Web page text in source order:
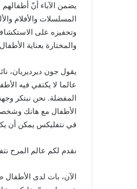
يضمن الآباء أنّ
المسلسلات والأفلام
وتحفيزه على الاستكشاف.
والمختارة بعناية
يقول جون ديرديريان،
عالما لا يكتفي فيه
المفضلة. نحن نبتكر
الأطفال مع هانك
في نتفليكس يمكن أن
نقدم لكم عالم المرح
الآن، بات لدى